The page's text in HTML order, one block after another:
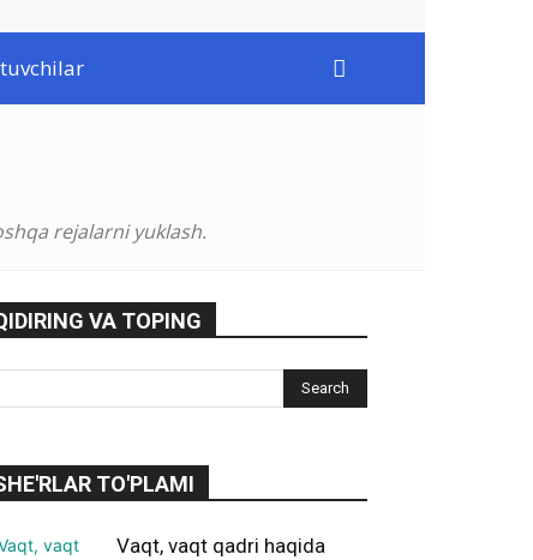
rejalarni yuklash.
VA TOPING
TO'PLAMI
Vaqt, vaqt qadri haqida